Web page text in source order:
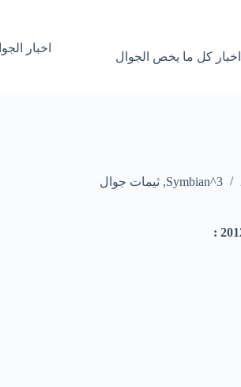
كل ما يخص الجوال
اخبار
Symbian^3
, ثيمات جوال